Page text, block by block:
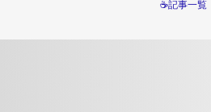
☕記事一覧